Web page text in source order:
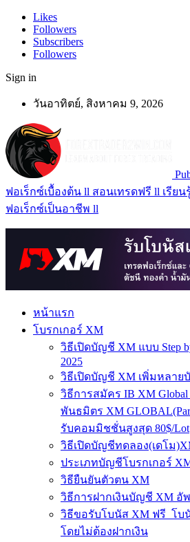
Likes
Followers
Subscribers
Followers
Sign in
วันอาทิตย์, สิงหาคม 9, 2026
ฟอเร็กซ์เบื้องต้น ll สอนเทรดฟรี ll เรียน
ฟอเร็กซ์เป็นอาชีพ ll
หน้าแรก
โบรกเกอร์ XM
วิธีเปิดบัญชี XM แบบ Step
2025
วิธีเปิดบัญชี XM เพิ่มหลาย
วิธีการสมัคร IB XM
พันธมิตร XM
รับคอมมิชชั่นสูงสุด 80$/Lot
วิธีเปิดบัญชีทดลอง(เดโม
ประเภทบัญชีโบรกเกอร์
วิธียืนยันตัวตน XM
วิธีการฝากเงินบัญชี XM อัพ
วิธีขอรับโบนัส XM ฟรี โบ
โดยไม่ต้องฝากเงิน